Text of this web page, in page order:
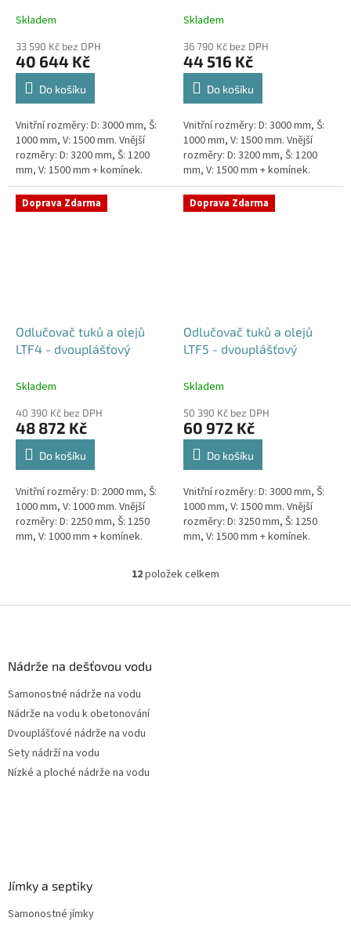
Skladem
33 590 Kč bez DPH
40 644 Kč
Do košíku
Vnitřní rozměry: D: 3000 mm, Š:
1000 mm, V: 1500 mm. Vnější
rozměry: D: 3200 mm, Š: 1200
mm, V: 1500 mm + komínek.
Lapák tuků do 5l/s nebo 1000
jídel denně Průměr a...
Skladem
36 790 Kč bez DPH
44 516 Kč
Do košíku
Vnitřní rozměry: D: 3000 mm, Š:
1000 mm, V: 1500 mm. Vnější
rozměry: D: 3200 mm, Š: 1200
mm, V: 1500 mm + komínek.
Lapák tuků do 5l/s nebo 1000
jídel denně Průměr a...
Doprava Zdarma
Odlučovač tuků a olejů
LTF4 - dvouplášťový
Skladem
40 390 Kč bez DPH
48 872 Kč
Do košíku
Vnitřní rozměry: D: 2000 mm, Š:
1000 mm, V: 1000 mm. Vnější
rozměry: D: 2250 mm, Š: 1250
mm, V: 1000 mm + komínek.
jídel denně Průměr a umístění...
Doprava Zdarma
Odlučovač tuků a olejů
LTF5 - dvouplášťový
Skladem
50 390 Kč bez DPH
60 972 Kč
Do košíku
Vnitřní rozměry: D: 3000 mm, Š:
1000 mm, V: 1500 mm. Vnější
rozměry: D: 3250 mm, Š: 1250
mm, V: 1500 mm + komínek.
jídel denně Průměr a...
O
l
12položek celkem
Nádrže na dešťovou vodu
Samonostné nádrže na vodu
Nádrže na vodu k obetonování
Dvouplášťové nádrže na vodu
Sety nádrží na vodu
Nízké a ploché nádrže na vodu
Jímky a septiky
Samonostné jímky